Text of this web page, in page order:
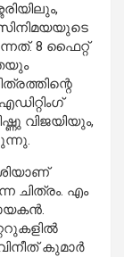
8 ഫൈറ്റ്
വിജയിയും,
ചിത്രം. എം
കുമാര്‍